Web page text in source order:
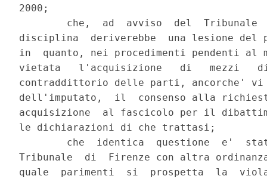
2000;
che,  ad  avviso  del  Tribunale
disciplina  deriverebbe  una lesione del
in  quanto, nei procedimenti pendenti al
vietata   l'acquisizione   di   mezzi
contraddittorio delle parti, ancorche'
dell'imputato,  il  consenso alla
acquisizione  al fascicolo per il
le dichiarazioni di che trattasi;
che  identica  questione  e'
Tribunale  di  Firenze con altra
quale  parimenti  si  prospetta  la